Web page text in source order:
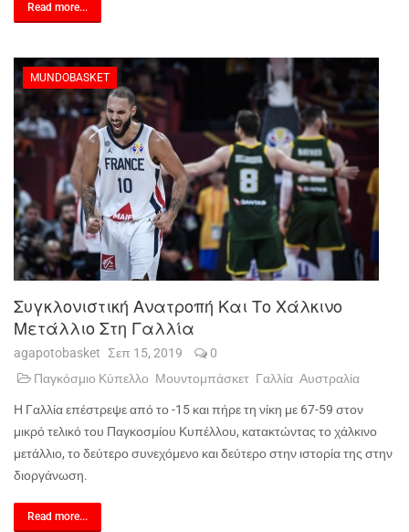
Read more...
MUNDOBASKET
Συγκλονιστική Ανατροπή Και Το Χάλκινο
Μετάλλιο Στη Γαλλία
agapotobasket Σεπ 15, 2019
0
Παγκόσμιο Κύπελλο Μουντομπάσκετ Γαλλία Αυστραλία
Η Γαλλία επέστρεψε από το -15 και πήρε τη νίκη με 67-59 στον
μικρό τελικό του Παγκοσμίου Κυπέλλου, κατακτώντας το χάλκινο
μετάλλιο, το δεύτερο συνεχόμενο και δεύτερο στην ιστορία της στην
διοργάνωση.
Read more...